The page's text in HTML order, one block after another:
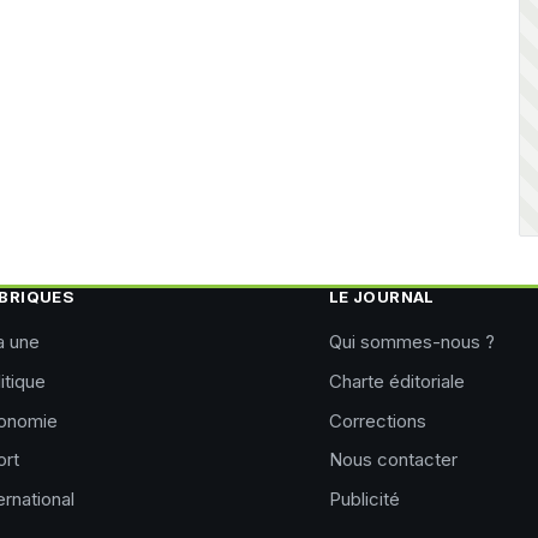
une
LE JOURNAL
Qui sommes-nous ?
Charte éditoriale
Corrections
Nous contacter
Publicité